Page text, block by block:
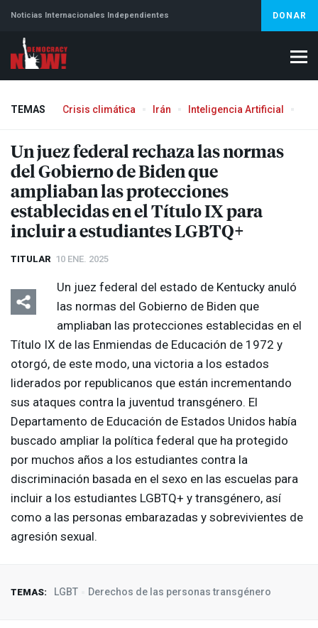
Noticias Internacionales Independientes DONAR
TEMAS Crisis climática Irán Inteligencia Artificial
Un juez federal rechaza las normas
del Gobierno de Biden que
ampliaban las protecciones
establecidas en el Título IX para
incluir a estudiantes LGBTQ+
TITULAR 10 ENE. 2025
Un juez federal del estado de Kentucky anuló
las normas del Gobierno de Biden que
ampliaban las protecciones establecidas en el
Título IX de las Enmiendas de Educación de 1972 y
otorgó, de este modo, una victoria a los estados
liderados por republicanos que están incrementando
sus ataques contra la juventud transgénero. El
Departamento de Educación de Estados Unidos había
buscado ampliar la política federal que ha protegido
por muchos años a los estudiantes contra la
discriminación basada en el sexo en las escuelas para
incluir a los estudiantes LGBTQ+ y transgénero, así
como a las personas embarazadas y sobrevivientes de
agresión sexual.
TEMAS: LGBT Derechos de las personas transgénero